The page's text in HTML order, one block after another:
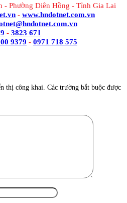
- Phường Diên Hồng - Tỉnh Gia Lai
- www.hndotnet.com.vn
- 3823 671
9379 - 0971 718 575
thị công khai. Các trường bắt buộc được